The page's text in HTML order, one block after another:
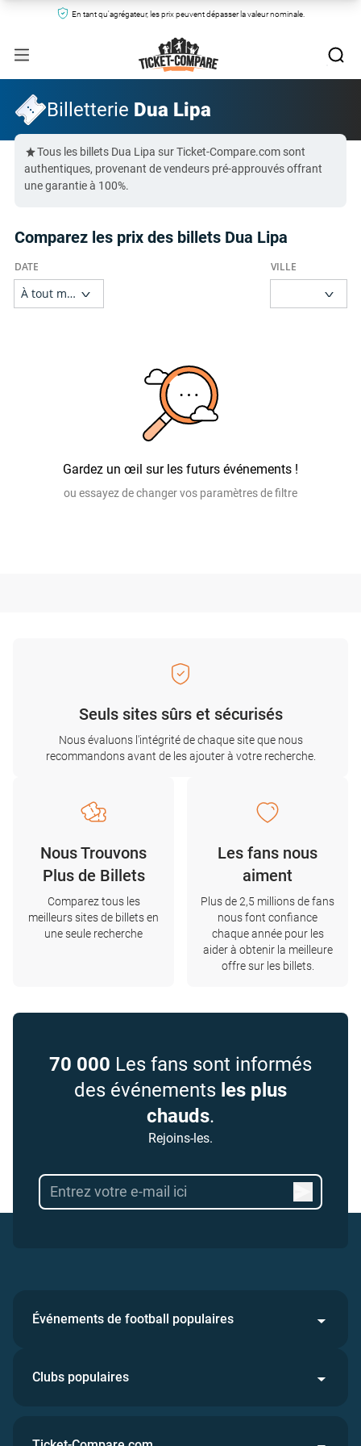
En tant qu'agrégateur, les prix peuvent dépasser la valeur nominale.
Billetterie Dua Lipa
Tous les billets Dua Lipa sur Ticket-Compare.com sont
authentiques, provenant de vendeurs pré-approuvés offrant
une garantie à 100%.
Comparez les prix des billets Dua Lipa
Gardez un œil sur les futurs événements !
ou essayez de changer vos paramètres de filtre
Seuls sites sûrs et sécurisés
Nous évaluons l'intégrité de chaque site que nous
recommandons avant de les ajouter à votre recherche.
Nous Trouvons
Plus de Billets
Comparez tous les
meilleurs sites de billets en
une seule recherche
Les fans nous
aiment
Plus de 2,5 millions de fans
nous font confiance
chaque année pour les
aider à obtenir la meilleure
offre sur les billets.
70 000 Les fans sont informés
des événements les plus
chauds.
Rejoins-les.
Événements de football populaires
Clubs populaires